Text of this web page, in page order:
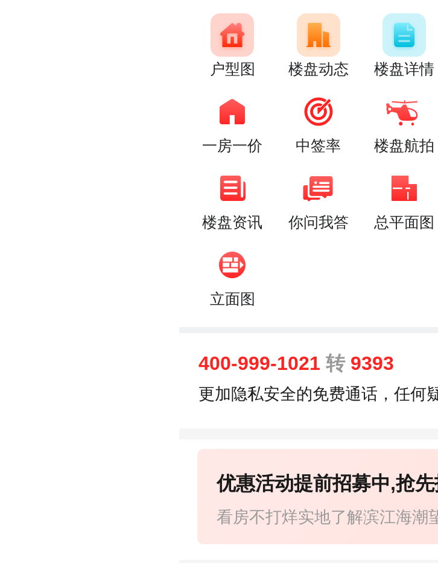
户型图 楼盘动态 楼盘详情
一房一价 中签率 楼盘航拍
楼盘资讯 你问我答 总平面图
立面图
400-999-1021 转9393
更加隐私安全的免费通话，任何
看房不打烊实地了解滨江海潮
优惠活动提前招募中,抢先